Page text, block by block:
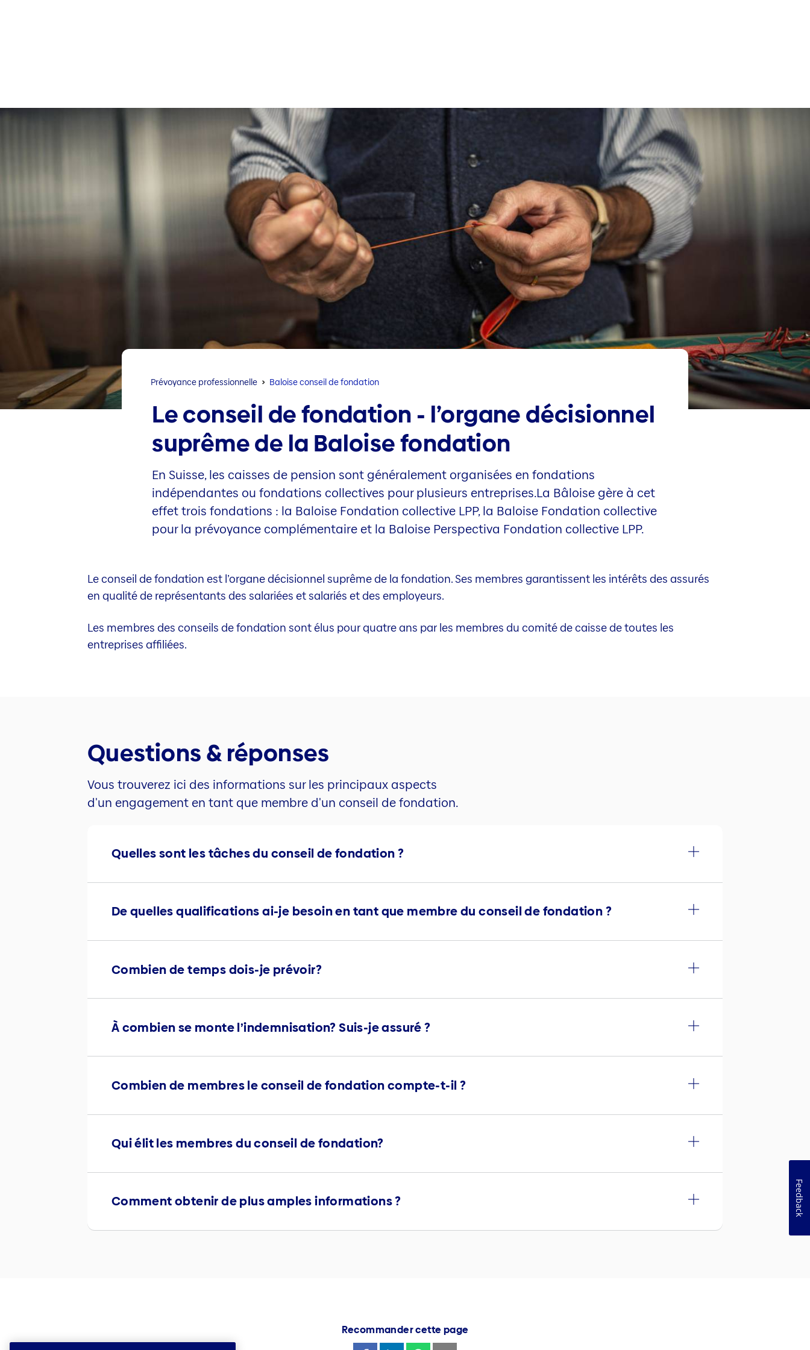
Prévoyance professionnelle Baloise conseil de fondation
Le conseil de fondation - l’organe décisionnel
suprême de la Baloise fondation
En Suisse, les caisses de pension sont généralement organisées en fondations
indépendantes ou fondations collectives pour plusieurs entreprises.La Bâloise gère à cet
effet trois fondations : la Baloise Fondation collective LPP, la Baloise Fondation collective
pour la prévoyance complémentaire et la Baloise Perspectiva Fondation collective LPP.
Le conseil de fondation est l’organe décisionnel suprême de la fondation. Ses membres garantissent les intérêts des assurés
en qualité de représentants des salariées et salariés et des employeurs.
Les membres des conseils de fondation sont élus pour quatre ans par les membres du comité de caisse de toutes les
entreprises affiliées.
Questions & réponses
Vous trouverez ici des informations sur les principaux aspects
d'un engagement en tant que membre d'un conseil de fondation.
Quelles sont les tâches du conseil de fondation ?
De quelles qualifications ai-je besoin en tant que membre du conseil de fondation ?
Combien de temps dois-je prévoir?
À combien se monte l’indemnisation? Suis-je assuré ?
Combien de membres le conseil de fondation compte-t-il ?
Qui élit les membres du conseil de fondation?
Comment obtenir de plus amples informations ?
Recommander cette page
Feedback